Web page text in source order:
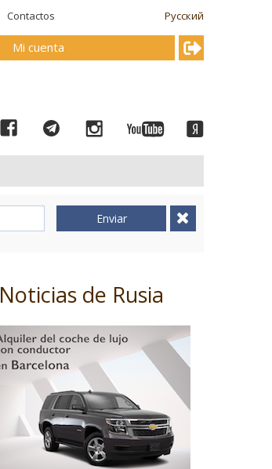
Русский
Contactos
Mi cuenta
Enviar
Noticias de Rusia